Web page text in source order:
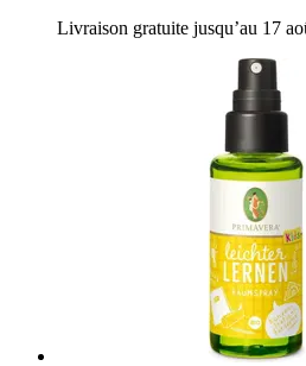
Livraison gratuite jusqu’au 17